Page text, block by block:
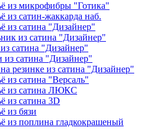
из микрофибры "Готика"
из сатин-жаккарда наб.
из сатина "Дизайнер"
из сатина "Дизайнер"
сатина "Дизайнер"
из сатина "Дизайнер"
резинке из сатина "Дизайнер"
из сатина "Версаль"
из сатина ЛЮКС
из сатина 3D
из бязи
из поплина гладкокрашеный